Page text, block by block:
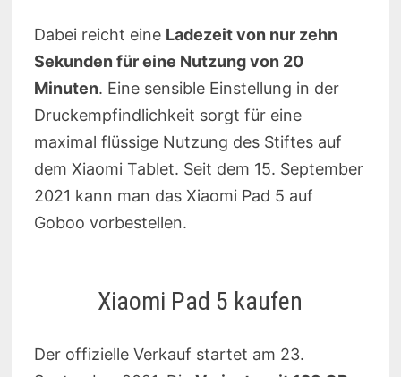
Dabei reicht eine Ladezeit von nur zehn
Sekunden für eine Nutzung von 20
Minuten. Eine sensible Einstellung in der
Druckempfindlichkeit sorgt für eine
maximal flüssige Nutzung des Stiftes auf
dem Xiaomi Tablet. Seit dem 15. September
2021 kann man das Xiaomi Pad 5 auf
Goboo vorbestellen.
Xiaomi Pad 5 kaufen
Der offizielle Verkauf startet am 23.